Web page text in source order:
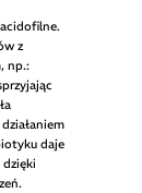
z
np.:
daje